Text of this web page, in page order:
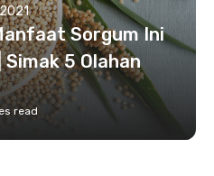
Sorgum Ini
Simak 5 Olahan
read